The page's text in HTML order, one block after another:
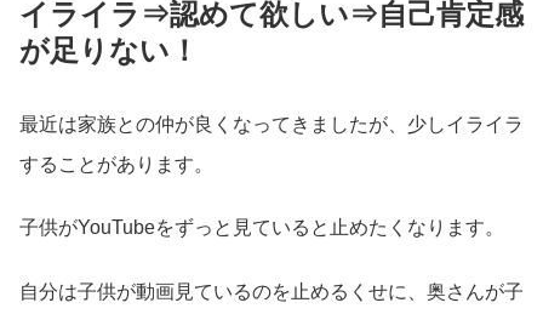
イライラ⇒認めて欲しい⇒自己肯定感
が足りない！
最近は家族との仲が良くなってきましたが、少しイライラ
することがあります。
子供がYouTubeをずっと見ていると止めたくなります。
自分は子供が動画見ているのを止めるくせに、奥さんが子